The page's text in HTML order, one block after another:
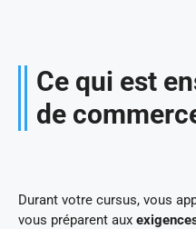
Ce qui est
de
Durant votre cursus, vous
vous préparent aux